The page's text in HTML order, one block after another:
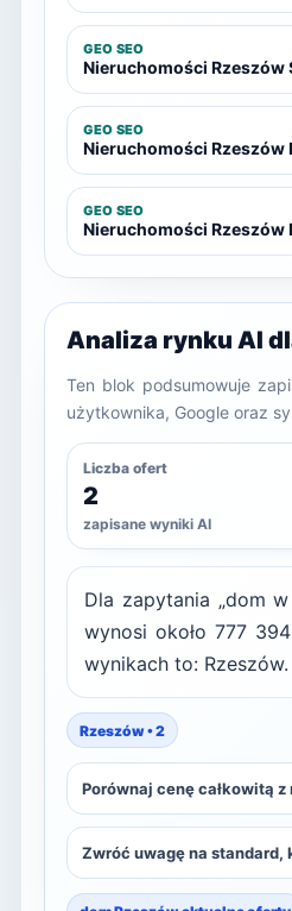
GEO SEO
Nieruchomości Rzeszów
GEO SEO
Nieruchomości Rzeszów
GEO SEO
Nieruchomości Rzeszów
Analiza rynku AI
Ten blok podsumowuje
użytkownika, Google oraz
Liczba ofert
2
zapisane wyniki AI
Dla zapytania „dom
wynosi około 777
wynikach to: Rzeszów.
Rzeszów • 2
Porównaj cenę całkowitą
Zwróć uwagę na